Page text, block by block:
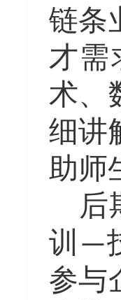
链条
才需
术、
细讲
助师
后
训 —
参与